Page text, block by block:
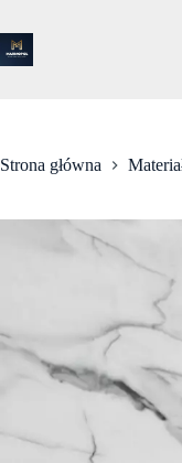
treści
Strona główna